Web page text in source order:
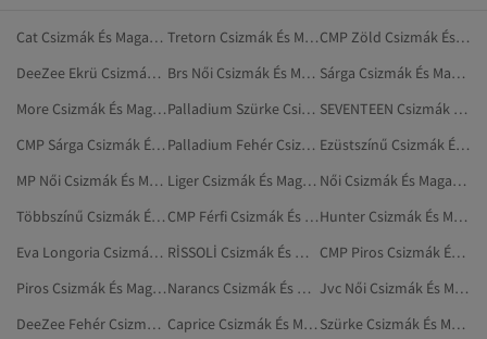
Cat Csizmák És Magas Szárú Csizmák Tretorn Csizmák És Magas Szárú Csizmák
CMP Zöld Csizmák És Magas Szárú Csizmák
DeeZee Ekrü Csizmák És Magas Szárú Csizmák
Brs Női Csizmák És Magas Szárú Csizmák
Sárga Csizmák És Magas Szárú Csizmák
More Csizmák És Magas Szárú Csizmák
Palladium Szürke Csizmák És Magas Szárú Csizmák
SEVENTEEN Csizmák És Magas Szárú Csizmák
CMP Sárga Csizmák És Magas Szárú Csizmák
Palladium Fehér Csizmák És Magas Szárú Csizmák
Ezüstszínű Csizmák És Magas Szárú Csizmák
MP Női Csizmák És Magas Szárú Csizmák
Liger Csizmák És Magas Szárú Csizmák
Női Csizmák És Magas Szárú Csizmák
Többszínű Csizmák És Magas Szárú Csizmák
CMP Férfi Csizmák És Magas Szárú Csizmák
Hunter Csizmák És Magas Szárú Csizmák
Eva Longoria Csizmák És Magas Szárú Csizmák
RİSSOLİ Csizmák És Magas Szárú Csizmák
CMP Piros Csizmák És Magas Szárú Csizmák
Piros Csizmák És Magas Szárú Csizmák
Narancs Csizmák És Magas Szárú Csizmák
Jvc Női Csizmák És Magas Szárú Csizmák
DeeZee Fehér Csizmák És Magas Szárú Csizmák
Caprice Csizmák És Magas Szárú Csizmák
Szürke Csizmák És Magas Szárú Csizmák